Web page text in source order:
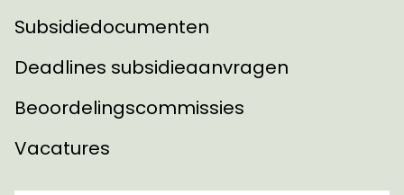
Subsidiedocumenten
Deadlines subsidieaanvragen
Beoordelingscommissies
Vacatures